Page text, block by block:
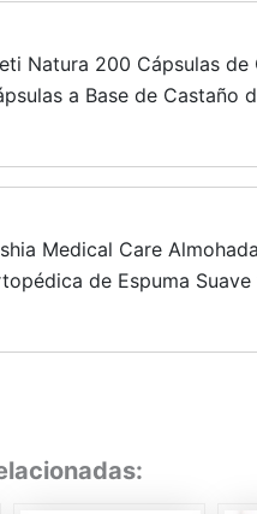
Natura 200 Cápsulas
a Base de Castaño
Medical Care
de Espuma